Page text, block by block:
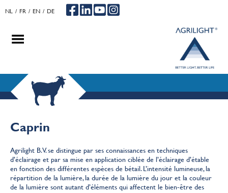
NL FR EN DE
Caprin
Agrilight B.V. se distingue par ses connaissances en techniques
d’éclairage et par sa mise en application ciblée de l’éclairage d’étable
en fonction des différentes espèces de bétail. L’intensité lumineuse, la
répartition de la lumière, la durée de la lumière du jour et la couleur
de la lumière sont autant d’éléments qui affectent le bien-être des